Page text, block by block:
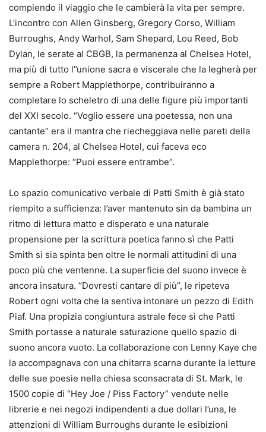
compiendo il viaggio che le cambierà la vita per sempre.
L’incontro con Allen Ginsberg, Gregory Corso, William
Burroughs, Andy Warhol, Sam Shepard, Lou Reed, Bob
Dylan, le serate al CBGB, la permanenza al Chelsea Hotel,
ma più di tutto l’’unione sacra e viscerale che la legherà per
sempre a Robert Mapplethorpe, contribuiranno a
completare lo scheletro di una delle figure più importanti
del XXI secolo. “Voglio essere una poetessa, non una
cantante” era il mantra che riecheggiava nelle pareti della
camera n. 204, al Chelsea Hotel, cui faceva eco
Mapplethorpe: “Puoi essere entrambe”.
Lo spazio comunicativo verbale di Patti Smith è già stato
riempito a sufficienza: l’aver mantenuto sin da bambina un
ritmo di lettura matto e disperato e una naturale
propensione per la scrittura poetica fanno sì che Patti
Smith si sia spinta ben oltre le normali attitudini di una
poco più che ventenne. La superficie del suono invece è
ancora insatura. “Dovresti cantare di più”, le ripeteva
Robert ogni volta che la sentiva intonare un pezzo di Edith
Piaf. Una propizia congiuntura astrale fece sì che Patti
Smith portasse a naturale saturazione quello spazio di
suono ancora vuoto. La collaborazione con Lenny Kaye che
la accompagnava con una chitarra scarna durante la letture
delle sue poesie nella chiesa sconsacrata di St. Mark, le
1500 copie di “Hey Joe / Piss Factory” vendute nelle
librerie e nei negozi indipendenti a due dollari l’una, le
attenzioni di William Burroughs durante le esibizioni